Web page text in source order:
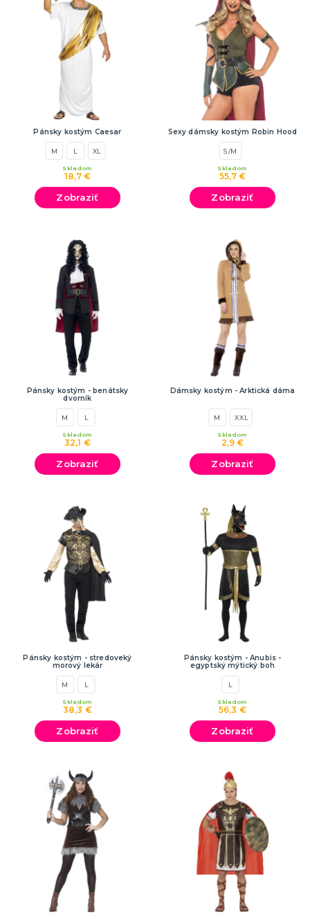
Pánsky kostým Caesar
M L XL
18,7 €
Skladom
Zobraziť
Sexy dámsky kostým Robin Hood
S/M
55,7 €
Skladom
Zobraziť
Pánsky kostým - benátsky
dvorník
M L
32,1 €
Skladom
Zobraziť
Dámsky kostým - Arktická dáma
M XXL
2,9 €
Skladom
Zobraziť
Pánsky kostým - stredoveký
morový lekár
M L
38,3 €
Skladom
Zobraziť
Pánsky kostým - Anubis -
egyptský mýtický boh
L
56,3 €
Skladom
Zobraziť